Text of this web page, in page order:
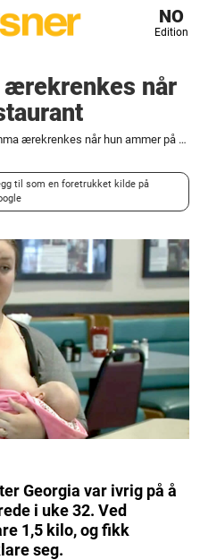
NO
Edition
ærekrenkes når
Utmattet mamma ærekrenkes når hun ammer på restaurant
til som en foretrukket kilde på
Georgia var ivrig på å
i uke 32. Ved
1,5 kilo, og fikk
seg.